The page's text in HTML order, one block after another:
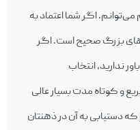
اگر شما اعتماد به
بزرگ صحیح است. اگر
ندارید، انتخاب
کوتاه‌ مدت بسیار عالی
دستیابی به آن در ذهنتان